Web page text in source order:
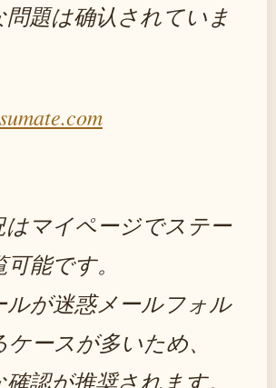
問題は确认されていま
はマイページでステー
能です。
ルが迷惑メールフォル
ケースが多いため、
認が推奨されます。